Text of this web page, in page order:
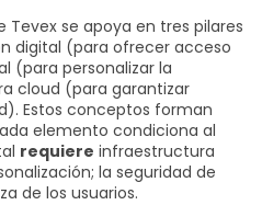
Tevex se apoya en tres pilares
digital (para ofrecer acceso
(para personalizar la
cloud (para garantizar
Estos conceptos forman
elemento condiciona al
requiere infraestructura
la seguridad de
de los usuarios.